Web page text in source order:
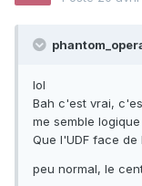
lol
Bah c'est vrai,
me semble
Que l'UDF face
peu normal, le